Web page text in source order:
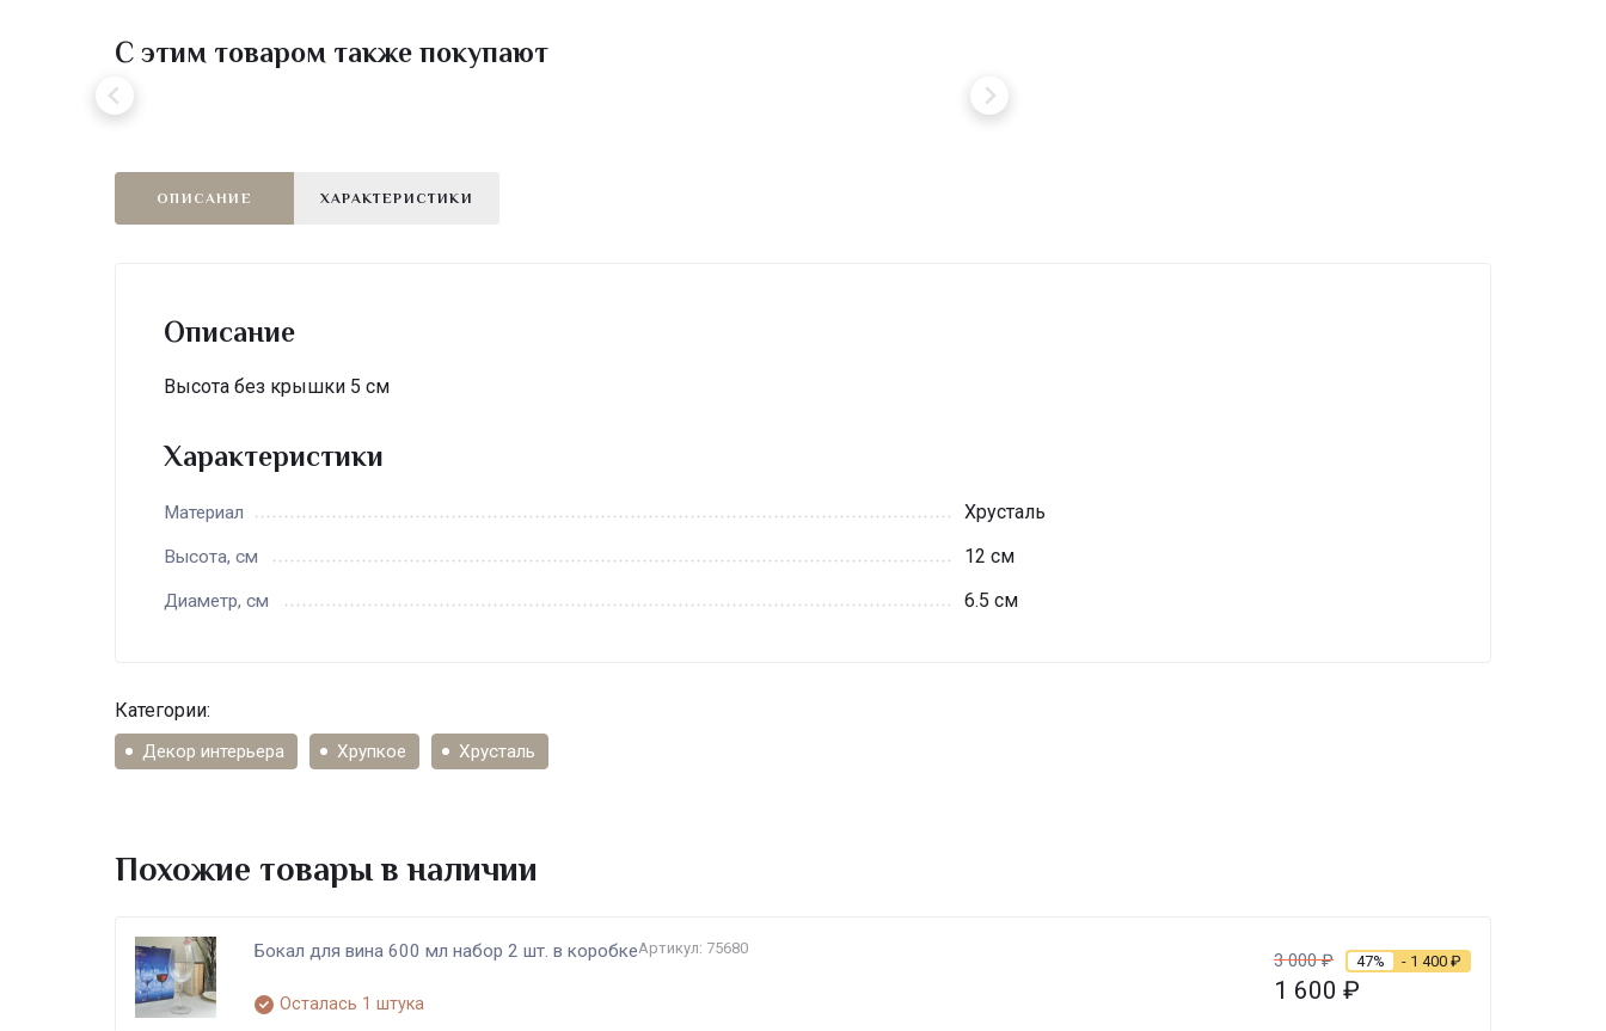
С этим товаром также покупают
ОПИСАНИЕ ХАРАКТЕРИСТИКИ
Описание
Высота без крышки 5 см
Характеристики
Материал Хрусталь
Высота, см 12 см
Диаметр, см 6.5 см
Категории:
Декор интерьера Хрупкое Хрусталь
Похожие товары в наличии
Бокал для вина 600 мл набор 2 шт. в коробкеАртикул: 75680
Осталась 1 штука
3 000₽ 47% - 1 400 ₽
1 600 ₽